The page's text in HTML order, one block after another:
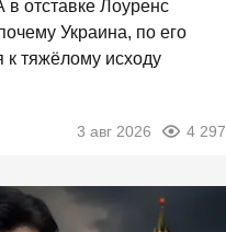
отставке Лоуренс
Украина, по его
тяжёлому исходу
3 авг 2026 4 297